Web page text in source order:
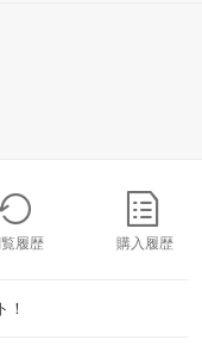
履歴 購入履歴
！